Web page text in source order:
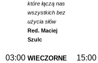
które łączą nas
wszystkich bez
użycia słów
Red. Maciej
Szulc
03:00 WIECZORNE
15:00